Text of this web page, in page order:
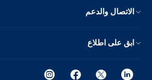
الاتصال والدعم
ابق على اطلاع